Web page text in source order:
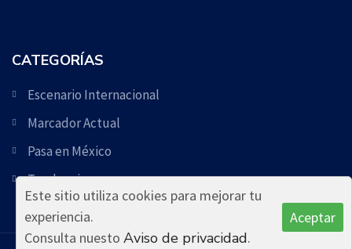
CATEGORÍAS
Escenario Internacional
Marcador Actual
Pasa en México
Tendencia
Este sitio utiliza cookies para mejorar tu
experiencia.
Consulta nuesto Aviso de privacidad.
Aceptar